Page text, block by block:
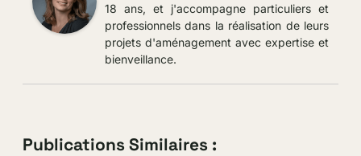
18 ans, et j'accompagne particuliers et
professionnels dans la réalisation de leurs
projets d'aménagement avec expertise et
bienveillance.
Publications Similaires :